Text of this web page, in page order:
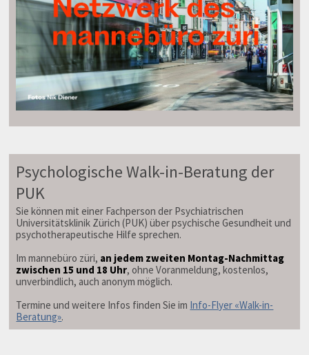
Psychologische Walk-in-Beratung der
PUK
Sie können mit einer Fachperson der Psychiatrischen
Universitätsklinik Zürich (PUK) über psychische Gesundheit und
psychotherapeutische Hilfe sprechen.
Im mannebüro züri, an jedem zweiten Montag-Nachmittag
zwischen 15 und 18 Uhr, ohne Voranmeldung, kostenlos,
unverbindlich, auch anonym möglich.
Termine und weitere Infos finden Sie im Info-Flyer «Walk-in-
Beratung».